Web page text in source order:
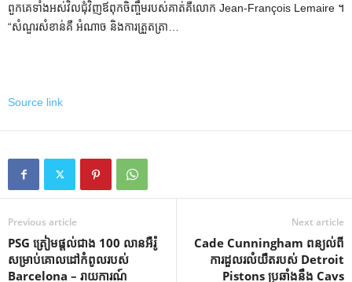
ពួកគេទាំងអស់វិលជុំវិញឪពុកចិញ្ចឹមរបស់គាត់គឺលោក Jean-François Lemaire ។
“សំណួរសំខាន់គឺ អំណាច និងការត្រួតត្រា…
Source link
Previous article
PSG ត្រៀម​ផ្តល់​ជាង 100 លាន​អឺរ៉ូ​
សម្រាប់​គោលដៅ​កំពូល​របស់
Barcelona – រាយការណ៍
Next article
Cade Cunningham ពន្យល់ពី
ការដួលរលំយឺតរបស់ Detroit
Pistons ប្រឆាំងនឹង Cavs